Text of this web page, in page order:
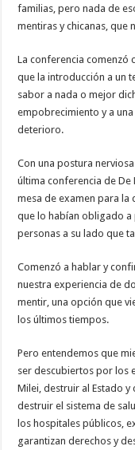
familias, pero nada de
mentiras y chicanas, que
La conferencia comenzó
que la introducción a un
sabor a nada o mejor
empobrecimiento y a
deterioro.
Con una postura
última conferencia de De
mesa de examen para
que lo habían obligado a
personas a su lado que
Comenzó a hablar y
nuestra experiencia de
mentir, una opción que
los últimos tiempos.
Pero entendemos que
ser descubiertos por los
Milei, destruir al Estado y
destruir el sistema de
los hospitales públicos,
garantizan derechos y